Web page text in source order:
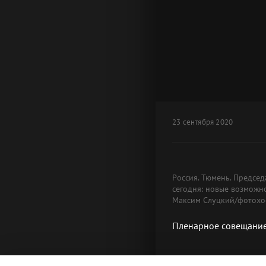
23 сентября 2020
Россия. Тюмень.
сегодня: новые
Максим Слуцкий/
Пленарное